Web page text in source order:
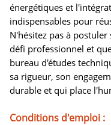
énergétiques et
indispensables pour
N'hésitez pas à
défi professionnel et
bureau d'études
sa rigueur, son
durable et qui place
Conditions d'emploi :